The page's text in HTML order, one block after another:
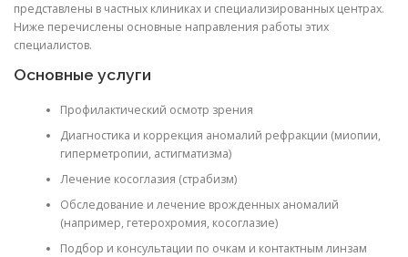
представлены в частных клиниках и специализированных центрах.
Ниже перечислены основные направления работы этих
специалистов.
Основные услуги
Профилактический осмотр зрения
Диагностика и коррекция аномалий рефракции (миопии,
гиперметропии, астигматизма)
Лечение косоглазия (страбизм)
Обследование и лечение врожденных аномалий
(например, гетерохромия, косоглазие)
Подбор и консультации по очкам и контактным линзам